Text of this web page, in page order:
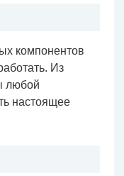
компонентов
Из
любой
настоящее